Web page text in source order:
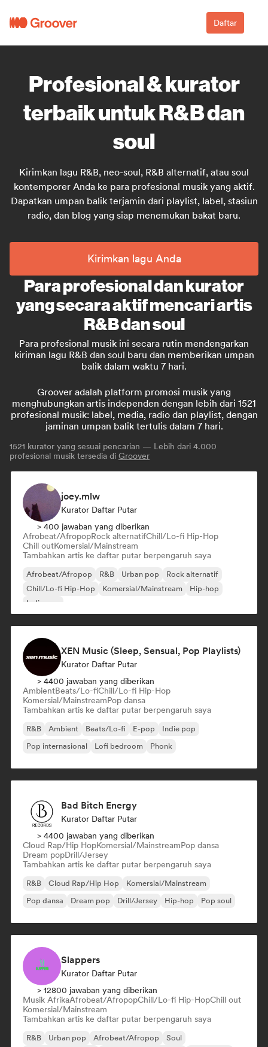
Daftar
Profesional & kurator
terbaik untuk R&B dan
soul
Kirimkan lagu R&B, neo-soul, R&B alternatif, atau soul
kontemporer Anda ke para profesional musik yang aktif.
Dapatkan umpan balik terjamin dari playlist, label, stasiun
radio, dan blog yang siap menemukan bakat baru.
Kirimkan lagu Anda
Para profesional dan kurator
yang secara aktif mencari artis
R&B dan soul
Para profesional musik ini secara rutin mendengarkan
kiriman lagu R&B dan soul baru dan memberikan umpan
balik dalam waktu 7 hari.
Groover adalah platform promosi musik yang
menghubungkan artis independen dengan lebih dari 1521
profesional musik: label, media, radio dan playlist, dengan
jaminan umpan balik tertulis dalam 7 hari.
1521 kurator yang sesuai pencarian — Lebih dari 4.000
profesional musik tersedia di Groover
joey.mlw
Kurator Daftar Putar
> 400 jawaban yang diberikan
Afrobeat/AfropopRock alternatifChill/Lo-fi Hip-Hop
Chill outKomersial/Mainstream
Tambahkan artis ke daftar putar berpengaruh saya
Afrobeat/Afropop R&B Urban pop
Rock alternatif
Chill/Lo-fi Hip-Hop
Komersial/Mainstream
Hip-hop
Indie pop
XEN Music (Sleep, Sensual, Pop Playlists)
Kurator Daftar Putar
> 4400 jawaban yang diberikan
AmbientBeats/Lo-fiChill/Lo-fi Hip-Hop
Komersial/MainstreamPop dansa
Tambahkan artis ke daftar putar berpengaruh saya
R&B Ambient Beats/Lo-fi E-pop
Indie pop
Pop internasional
Lofi bedroom Phonk
Bad Bitch Energy
Kurator Daftar Putar
> 4400 jawaban yang diberikan
Cloud Rap/Hip HopKomersial/MainstreamPop dansa
Dream popDrill/Jersey
Tambahkan artis ke daftar putar berpengaruh saya
R&B Cloud Rap/Hip Hop
Komersial/Mainstream
Pop dansa
Dream pop Drill/Jersey Hip-hop Pop soul
Slappers
Kurator Daftar Putar
> 12800 jawaban yang diberikan
Musik AfrikaAfrobeat/AfropopChill/Lo-fi Hip-HopChill out
Komersial/Mainstream
Tambahkan artis ke daftar putar berpengaruh saya
R&B Urban pop Afrobeat/Afropop
Soul